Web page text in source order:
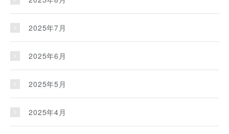
2025年7月
2025年6月
2025年5月
2025年4月